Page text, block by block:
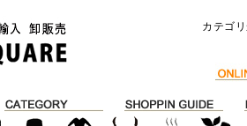
カテゴ